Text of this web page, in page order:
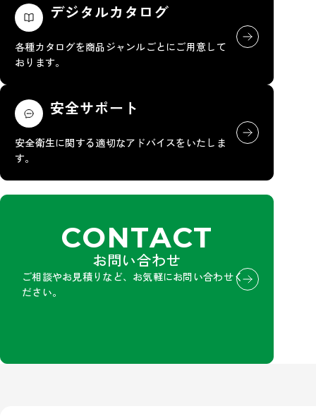
デジタルカタログ
各種カタログを商品ジャンルごとにご用意して
おります。
安全サポート
安全衛生に関する適切なアドバイスをいたしま
す。
CONTACT
お問い合わせ
ご相談やお見積りなど、お気軽にお問い合わせく
ださい。